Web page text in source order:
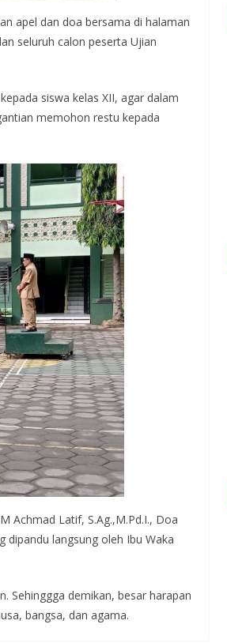
apel dan doa bersama di halaman
seluruh calon peserta Ujian
siswa kelas XII, agar dalam
memohon restu kepada
Achmad Latif, S.Ag.,M.Pd.I., Doa
dipandu langsung oleh Ibu Waka
Sehinggga demikan, besar harapan
bangsa, dan agama.